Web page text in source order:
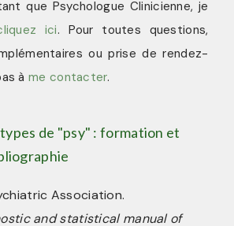
que Psychologue Clinicienne, je
ici. Pour toutes questions,
ou prise de rendez-
àme contacter.
de "psy" : formation et
Association.
and statistical manual of